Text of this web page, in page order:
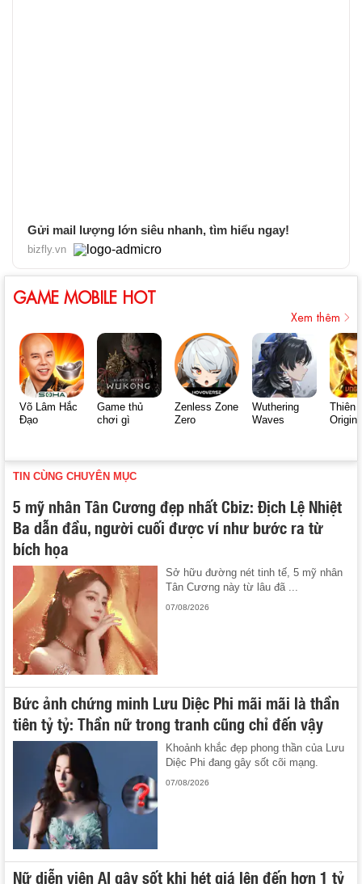
Gửi mail lượng lớn siêu nhanh, tìm hiểu ngay!
bizfly.vn
GAME MOBILE HOT
Xem thêm
Võ Lâm Hắc
Đạo
Game thủ
chơi gì
Zenless Zone
Zero
Wuthering
Waves
Thiên
Origin
TIN CÙNG CHUYÊN MỤC
5 mỹ nhân Tân Cương đẹp nhất Cbiz: Địch Lệ Nhiệt
Ba dẫn đầu, người cuối được ví như bước ra từ
bích họa
Sở hữu đường nét tinh tế, 5 mỹ nhân
Tân Cương này từ lâu đã ...
07/08/2026
Bức ảnh chứng minh Lưu Diệc Phi mãi mãi là thần
tiên tỷ tỷ: Thần nữ trong tranh cũng chỉ đến vậy
Khoảnh khắc đẹp phong thần của Lưu
Diệc Phi đang gây sốt cõi mạng.
07/08/2026
Nữ diễn viên AI gây sốt khi hét giá lên đến hơn 1 tỷ